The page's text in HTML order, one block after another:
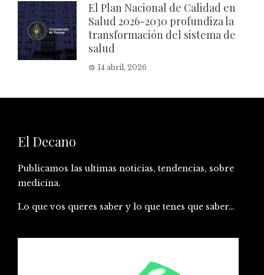
El Plan Nacional de Calidad en
Salud 2026-2030 profundiza la
transformación del sistema de
salud
14 abril, 2026
El Decano
Publicamos las ultimas noticias, tendencias, sobre
medicina.
Lo que vos queres saber y lo que tenes que saber…